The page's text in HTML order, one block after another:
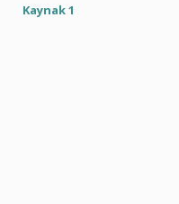
Kaynak 1